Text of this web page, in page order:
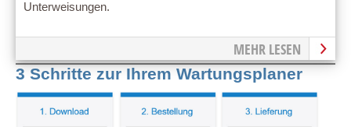
Unterweisungen.
MEHR LESEN
3 Schritte zur Ihrem Wartungsplaner